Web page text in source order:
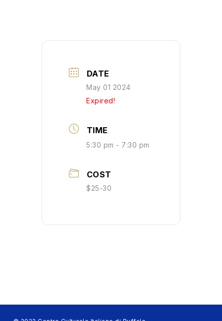
DATE
May 01 2024
Expired!
TIME
5:30 pm - 7:30 pm
COST
$25-30